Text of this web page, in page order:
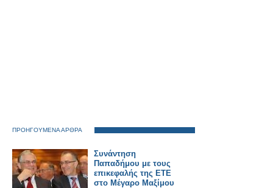
ΠΡΟΗΓΟΥΜΕΝΑ ΑΡΘΡΑ
Συνάντηση
Παπαδήμου με τους
επικεφαλής της ΕΤΕ
στο Μέγαρο Μαξίμου